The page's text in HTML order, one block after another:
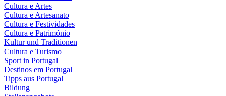
Cultura e Artes
Cultura e Artesanato
Cultura e Festividades
Cultura e Património
Kultur und Traditionen
Cultura e Turismo
Sport in Portugal
Destinos em Portugal
Tipps aus Portugal
Bildung